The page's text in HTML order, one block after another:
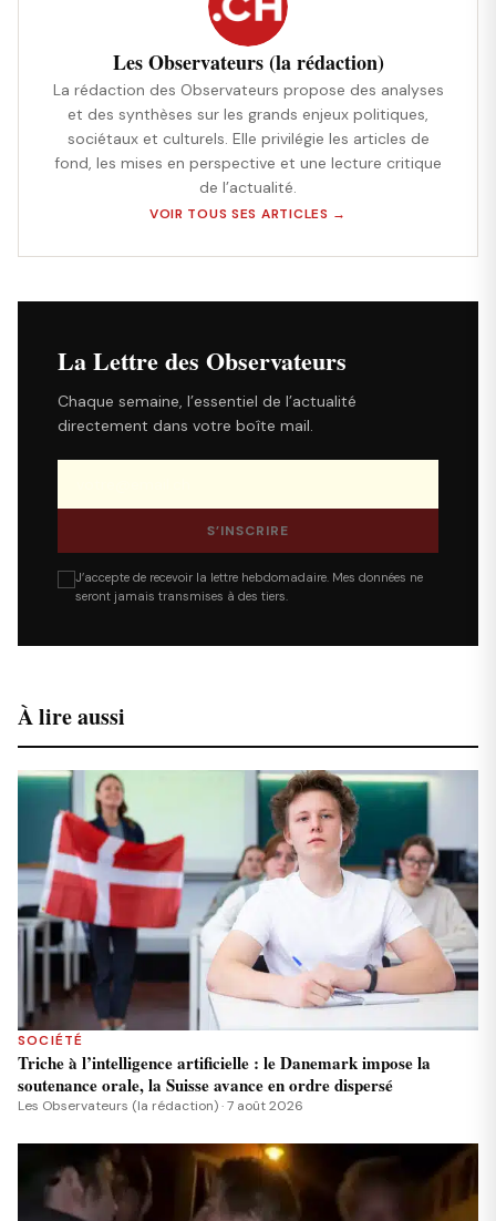
Les Observateurs (la rédaction)
La rédaction des Observateurs propose des analyses
et des synthèses sur les grands enjeux politiques,
sociétaux et culturels. Elle privilégie les articles de
fond, les mises en perspective et une lecture critique
de l’actualité.
VOIR TOUS SES ARTICLES →
La Lettre des Observateurs
Chaque semaine, l’essentiel de l’actualité
directement dans votre boîte mail.
S’INSCRIRE
J’accepte de recevoir la lettre hebdomadaire. Mes données ne
seront jamais transmises à des tiers.
À lire aussi
SOCIÉTÉ
Triche à l’intelligence artificielle : le Danemark impose la
soutenance orale, la Suisse avance en ordre dispersé
Les Observateurs (la rédaction) · 7 août 2026